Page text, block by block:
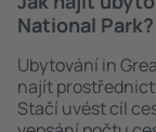
National Park?
Ubytování in
najít
Stačí uvést cíl